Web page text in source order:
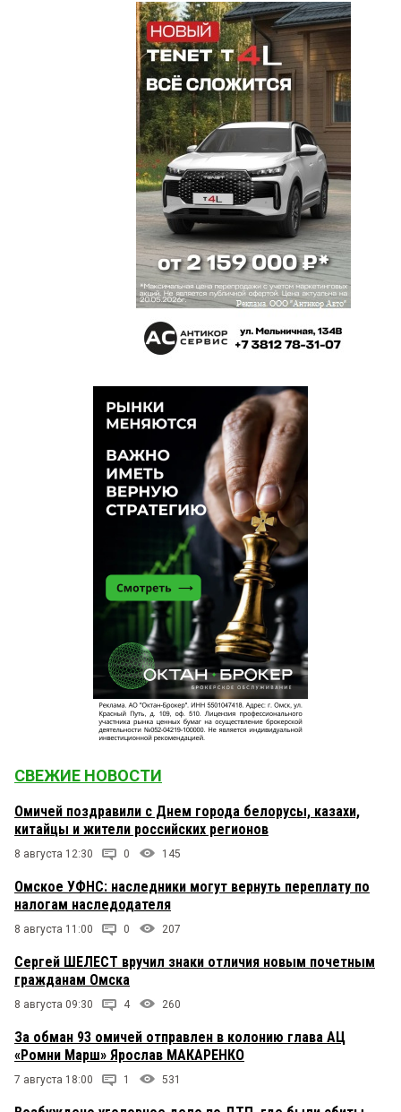
СВЕЖИЕ НОВОСТИ
Омичей поздравили с Днем города белорусы, казахи,
китайцы и жители российских регионов
8 августа 12:30 0 145
Омское УФНС: наследники могут вернуть переплату по
налогам наследодателя
8 августа 11:00 0 207
Сергей ШЕЛЕСТ вручил знаки отличия новым почетным
гражданам Омска
8 августа 09:30 4 260
За обман 93 омичей отправлен в колонию глава АЦ
«Ромни Марш» Ярослав МАКАРЕНКО
7 августа 18:00 1 531